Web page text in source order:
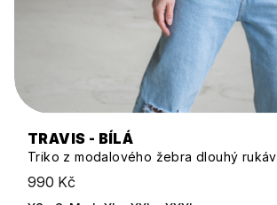
TRAVIS - BÍLÁ
Triko z modalového žebra dlouhý rukáv
990 Kč